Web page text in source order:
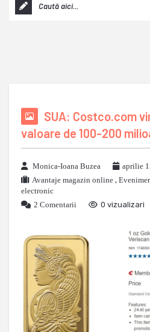
SUA: Costco.com
valoare de 100-200
Monica-Ioana Buzea
aprilie
Avantaje magazin online ,
electronic
2 Comentarii
0 vizualizari